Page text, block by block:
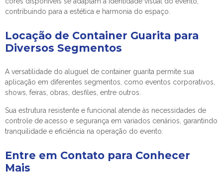
contribuindo para a estética e harmonia do espaço.
Locação de Container Guarita para
Diversos Segmentos
A versatilidade do aluguel de container guarita permite sua
aplicação em diferentes segmentos, como eventos corporativos,
shows, feiras, obras, desfiles, entre outros.
Sua estrutura resistente e funcional atende às necessidades de
controle de acesso e segurança em variados cenários, garantindo
tranquilidade e eficiência na operação do evento.
Entre em Contato para Conhecer
Mais